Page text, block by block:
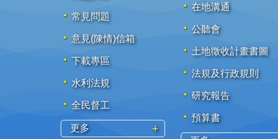
常見問題
意見(陳情)信箱
下載專區
水利法規
全民督工
更多
在地溝通
公聽會
土地徵收計畫書圖
法規及行政規則
研究報告
預算書